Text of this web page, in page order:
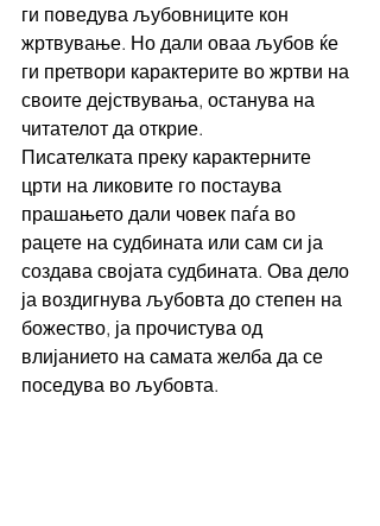
ги поведува љубовниците кон
жртвување. Но дали оваа љубов ќе
ги претвори карактерите во жртви на
своите дејствувања, останува на
читателот да открие.
Писателката преку карактерните
црти на ликовите го постаува
прашањето дали човек паѓа во
рацете на судбината или сам си ја
создава својата судбината. Ова дело
ја воздигнува љубовта до степен на
божество, ја прочистува од
влијанието на самата желба да се
поседува во љубовта.